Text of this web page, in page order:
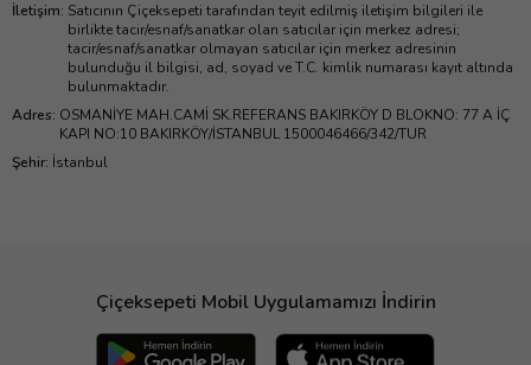
İletişim: Satıcının Çiçeksepeti tarafından teyit edilmiş iletişim bilgileri ile
birlikte tacir/esnaf/sanatkar olan satıcılar için merkez adresi;
tacir/esnaf/sanatkar olmayan satıcılar için merkez adresinin
bulunduğu il bilgisi, ad, soyad ve T.C. kimlik numarası kayıt altında
bulunmaktadır.
Adres: OSMANİYE MAH.CAMİ SK.REFERANS BAKIRKÖY D BLOKNO: 77 A İÇ
KAPI NO:10 BAKIRKÖY/İSTANBUL 1500046466/342/TUR
Şehir: İstanbul
Çiçeksepeti Mobil Uygulamamızı İndirin